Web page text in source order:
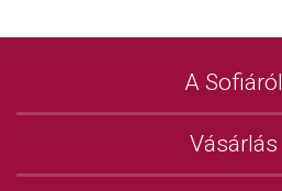
A Sofiáról
Vásárlás